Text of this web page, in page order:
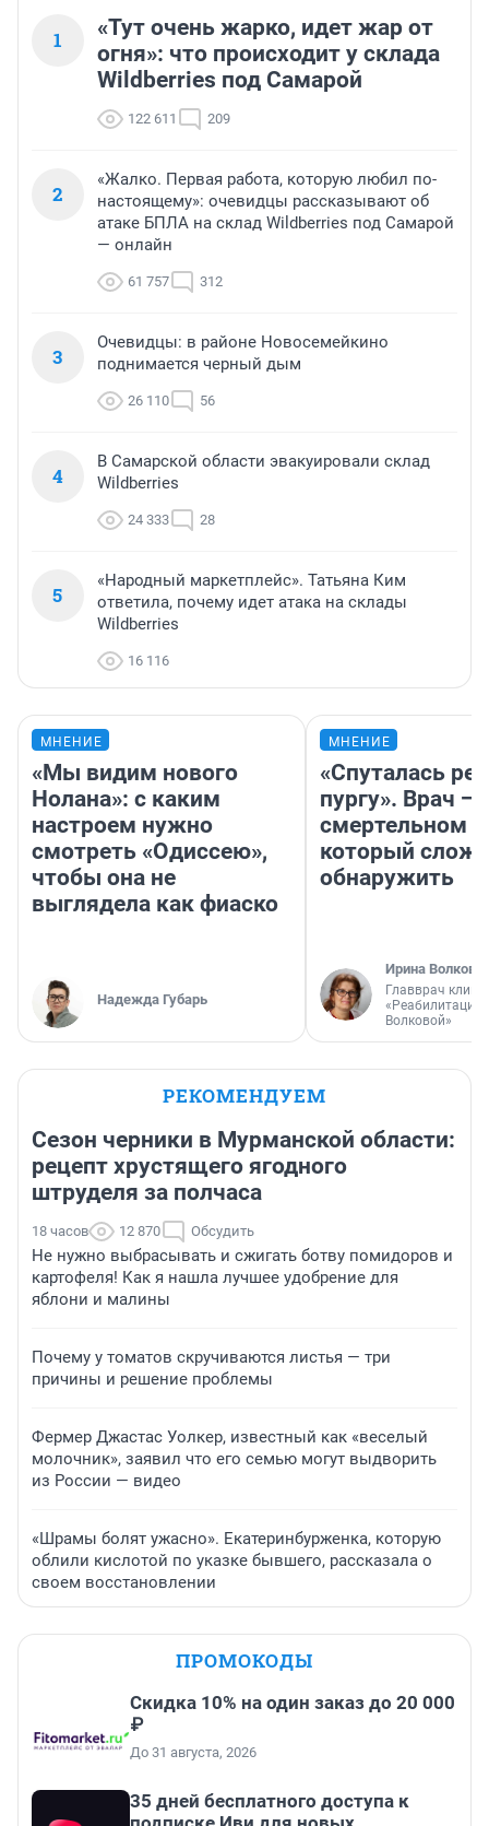
1
«Тут очень жарко, идет жар от
огня»: что происходит у склада
Wildberries под Самарой
122 611 209
2
«Жалко. Первая работа, которую любил по-
настоящему»: очевидцы рассказывают об
атаке БПЛА на склад Wildberries под Самарой
— онлайн
61 757 312
3
Очевидцы: в районе Новосемейкино
поднимается черный дым
26 110 56
4
В Самарской области эвакуировали склад
Wildberries
24 333 28
5
«Народный маркетплейс». Татьяна Ким
ответила, почему идет атака на склады
Wildberries
16 116
МНЕНИЕ
«Мы видим нового
Нолана»: с каким
настроем нужно
смотреть «Одиссею»,
чтобы она не
выглядела как фиаско
Надежда Губарь
МНЕНИЕ
«Спуталась
пургу». Врач —
смертельном
который
обнаружить
Ирина Волкова
Главврач
«Реабилитация
Волковой»
РЕКОМЕНДУЕМ
Сезон черники в Мурманской области:
рецепт хрустящего ягодного
штруделя за полчаса
18 часов 12 870 Обсудить
Не нужно выбрасывать и сжигать ботву помидоров и
картофеля! Как я нашла лучшее удобрение для
яблони и малины
Почему у томатов скручиваются листья — три
причины и решение проблемы
Фермер Джастас Уолкер, известный как «веселый
молочник», заявил что его семью могут выдворить
из России — видео
«Шрамы болят ужасно». Екатеринбурженка, которую
облили кислотой по указке бывшего, рассказала о
своем восстановлении
ПРОМОКОДЫ
Скидка 10% на один заказ до 20 000
₽
До 31 августа, 2026
35 дней бесплатного доступа к